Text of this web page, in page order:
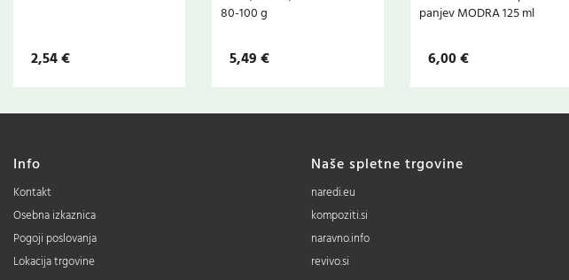
2,54 €
80-100 g
5,49 €
panjev MODRA 125 ml
6,00 €
Info
Kontakt
Osebna izkaznica
Pogoji poslovanja
Lokacija trgovine
Naše spletne trgovine
naredi.eu
kompoziti.si
naravno.info
revivo.si